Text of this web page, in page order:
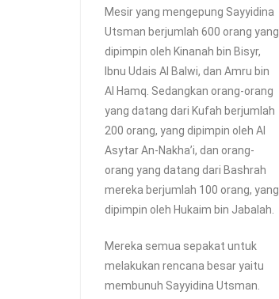
Mesir yang mengepung Sayyidina
Utsman berjumlah 600 orang yang
dipimpin oleh Kinanah bin Bisyr,
Ibnu Udais Al Balwi, dan Amru bin
Al Hamq. Sedangkan orang-orang
yang datang dari Kufah berjumlah
200 orang, yang dipimpin oleh Al
Asytar An-Nakha’i, dan orang-
orang yang datang dari Bashrah
mereka berjumlah 100 orang, yang
dipimpin oleh Hukaim bin Jabalah.
Mereka semua sepakat untuk
melakukan rencana besar yaitu
membunuh Sayyidina Utsman.